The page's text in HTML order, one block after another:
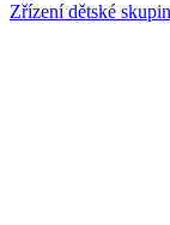
Zřízení dětské